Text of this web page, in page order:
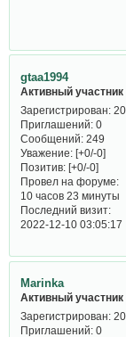
gtaa1994
Активный участник
Зарегистрирован:
Приглашений:0
Сообщений:249
Уважение: [+0/-0]
Позитив: [+0/-0]
Провел на форуме:
10 часов 23 минуты
Последний визит:
2022-12-10 03:05:17
Marinka
Активный участник
Зарегистрирован:
Приглашений:0